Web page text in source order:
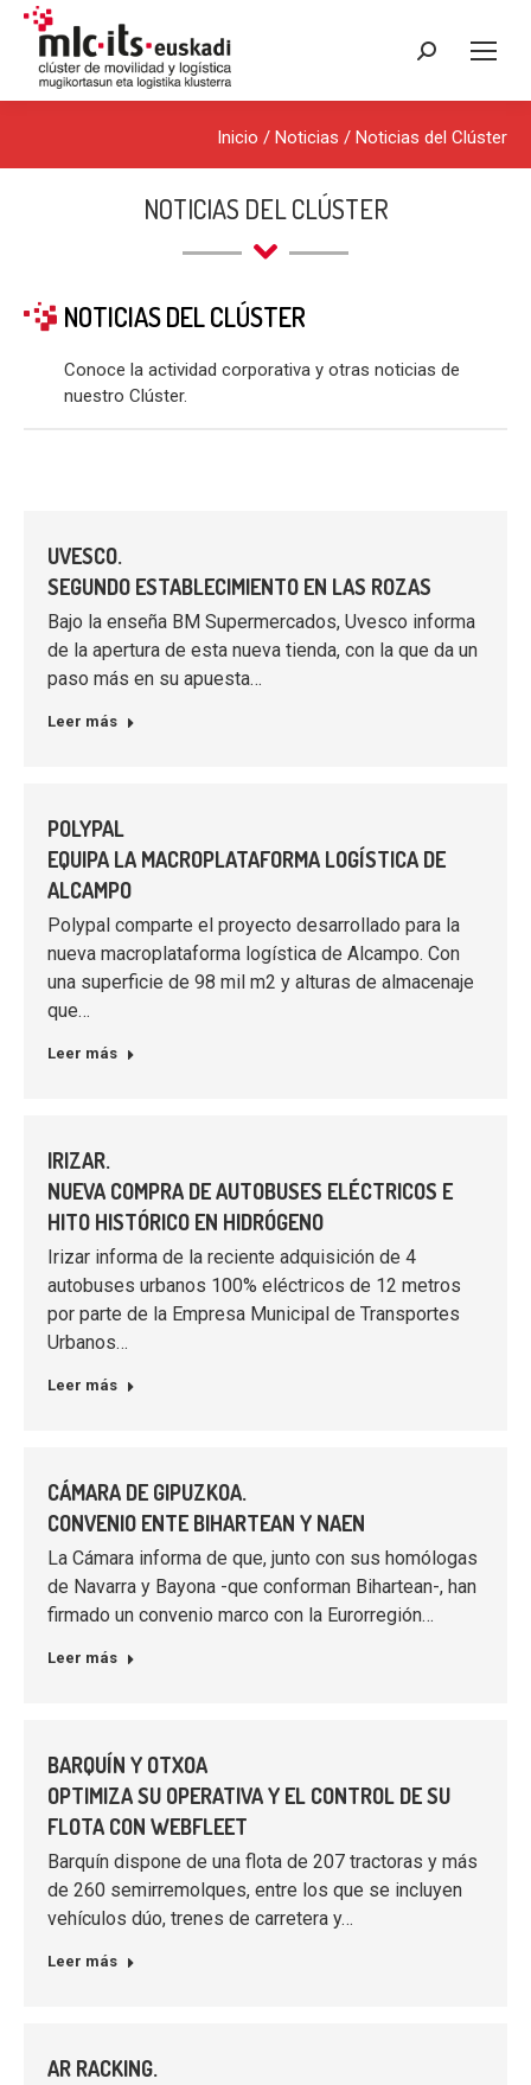
Buscar:
Inicio / Noticias / Noticias del Clúster
NOTICIAS DEL CLÚSTER
NOTICIAS DEL CLÚSTER
Conoce la actividad corporativa y otras noticias de
nuestro Clúster.
UVESCO.
SEGUNDO ESTABLECIMIENTO EN LAS ROZAS
Bajo la enseña BM Supermercados, Uvesco informa
de la apertura de esta nueva tienda, con la que da un
paso más en su apuesta…
Leer más
POLYPAL
EQUIPA LA MACROPLATAFORMA LOGÍSTICA DE
ALCAMPO
Polypal comparte el proyecto desarrollado para la
nueva macroplataforma logística de Alcampo. Con
una superficie de 98 mil m2 y alturas de almacenaje
que…
Leer más
IRIZAR.
NUEVA COMPRA DE AUTOBUSES ELÉCTRICOS E
HITO HISTÓRICO EN HIDRÓGENO
Irizar informa de la reciente adquisición de 4
autobuses urbanos 100% eléctricos de 12 metros
por parte de la Empresa Municipal de Transportes
Urbanos…
Leer más
CÁMARA DE GIPUZKOA.
CONVENIO ENTE BIHARTEAN Y NAEN
La Cámara informa de que, junto con sus homólogas
de Navarra y Bayona -que conforman Bihartean-, han
firmado un convenio marco con la Eurorregión…
Leer más
BARQUÍN Y OTXOA
OPTIMIZA SU OPERATIVA Y EL CONTROL DE SU
FLOTA CON WEBFLEET
Barquín dispone de una flota de 207 tractoras y más
de 260 semirremolques, entre los que se incluyen
vehículos dúo, trenes de carretera y…
Leer más
AR RACKING.